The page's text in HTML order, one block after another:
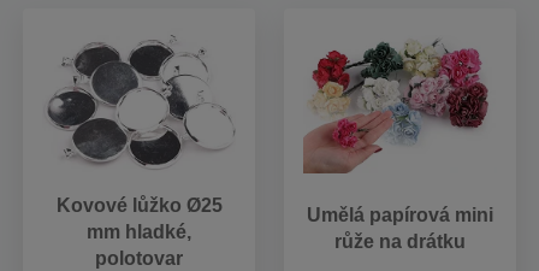
Kovové lůžko Ø25
mm hladké,
polotovar
Umělá papírová mini
růže na drátku